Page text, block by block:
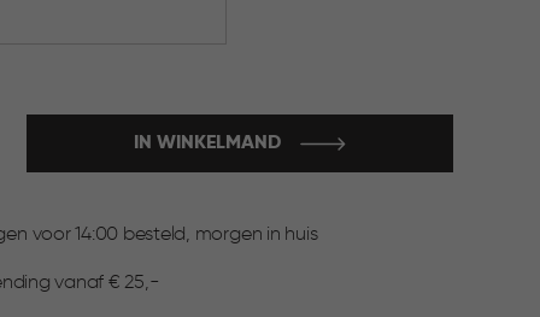
IN WINKELMAND
voor 14:00 besteld, morgen in huis
vanaf € 25,-